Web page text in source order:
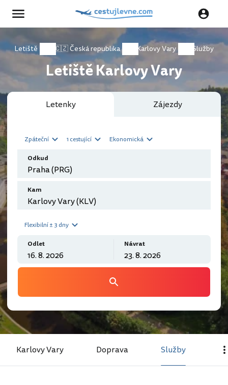
Letiště 🇨🇿 Česká republika Karlovy Vary Služby
Letiště Karlovy Vary
Letenky Zájezdy
Zpáteční 1 cestující Ekonomická
Odkud
Kam
Flexibilní ± 3 dny
Odlet Návrat
Karlovy Vary Doprava Služby